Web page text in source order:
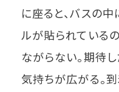
に座ると、バスの
ルが貼られている
ながらない。期待
気持ちが広がる。